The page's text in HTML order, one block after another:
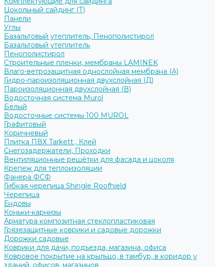
Цокольный сайдинг (Т)
Панели
Углы
Базальтовый утеплитель, Пенополистирол
Базальтовый утеплитель
Пенополистирол
Строительные пленки, мембраны LAMINEK
Влаго-ветрозащитная однослойная мембрана (А)
Гидро-пароизоляционная двухслойная (Д)
Пароизоляционная двухслойная (В)
Водосточная система Murol
Белый
Водосточные системы 100 MUROL
Графитовый
Коричневый
Плитка ПВХ Tarkett , Клей
Снегозадержатели, Проходки
Вентиляционные решётки для фасада и цоколя
Крепеж для теплоизоляции
Фанера ФСФ
Гибкая черепица Shingle Roofhield
Черепица
Ендовы
Коньки-карнизы
Арматура композитная стеклопластиковая
Грязезащитные коврики и садовые дорожки
Дорожки садовые
Коврики для дачи, подъезда, магазина, офиса
Ковровое покрытие на крыльцо, в тамбур, в коридор у
зданий, офисов, магазинов